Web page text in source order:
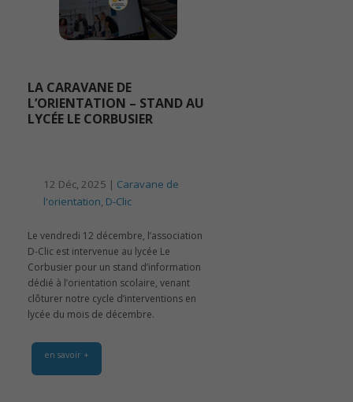
LA CARAVANE DE
L’ORIENTATION – STAND AU
LYCÉE LE CORBUSIER
12 Déc, 2025 | Caravane de
l'orientation D-Clic
Le vendredi 12 décembre, l’association
D-Clic est intervenue au lycée Le
Corbusier pour un stand d’information
dédié à l’orientation scolaire, venant
clôturer notre cycle d’interventions en
lycée du mois de décembre.
en savoir +